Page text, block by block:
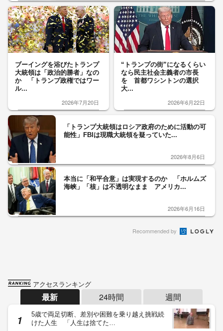
ブーイングを浴びたトランプ
大統領は「政治的勝者」なの
か 「トランプ政権ではワー
ル...
2026年7月20日
“トランプの街”になるくらい
なら民主社会主義者の市長
を 首都ワシントンの選択
大...
2026年6月22日
「トランプ大統領はロシア政府のために活動の可
能性」FBIは現職大統領を疑っていた...
2026年8月6日
本当に「和平合意」は実現するのか 「ホルムズ
海峡」「核」は不透明なまま アメリカ...
2026年6月16日
Recommended by
アクセスランキング
最新 24時間 週間
5歳で両足切断、差別や困難を乗り越え挑戦続
けた人生 「人生は捨てた…